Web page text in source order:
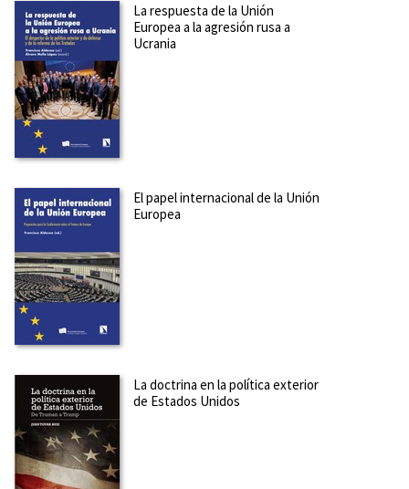
La respuesta de la Unión
Europea a la agresión rusa a
Ucrania
El papel internacional de la Unión
Europea
La doctrina en la política exterior
de Estados Unidos